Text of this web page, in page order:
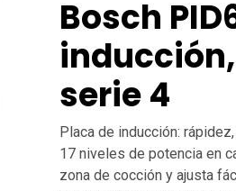
Bosch
serie 4
Placa de inducción:
17 niveles de potencia en
zona de cocción y ajusta